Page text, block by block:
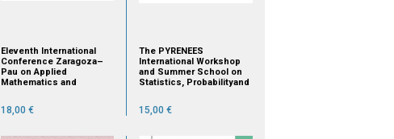
Eleventh International
Conference Zaragoza–
Pau on Applied
Mathematics and
18,00 €
The PYRENEES
International Workshop
and Summer School on
Statistics, Probabilityand
15,00 €